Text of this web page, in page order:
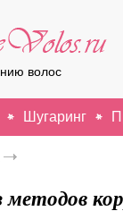
волос
Шугаринг